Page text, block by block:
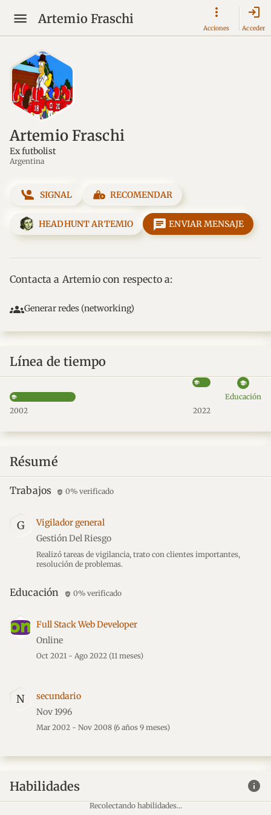
Artemio Fraschi
Acciones
login
Acceder
Artemio Fraschi
Ex futbolist
Argentina
SIGNAL RECOMENDAR
HEADHUNT ARTEMIO message ENVIAR MENSAJE
Contacta a Artemio con respecto a:
groups Generar redes (networking)
Línea de tiempo
school
Educación
2002
2022
Résumé
Trabajos verified_user 0% verificado
G
Vigilador general
Gestión Del Riesgo
Realizó tareas de vigilancia, trato con clientes importantes,
resolución de problemas.
Educación verified_user 0% verificado
Full Stack Web Developer
Online
Oct 2021 - Ago 2022 (11 meses)
N
secundario
Nov 1996
Mar 2002 - Nov 2008 (6 años 9 meses)
Habilidades info
Recolectando habilidades...